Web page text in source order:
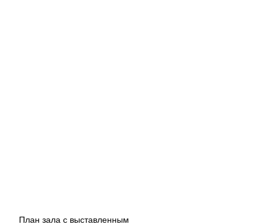
План зала с выставленным